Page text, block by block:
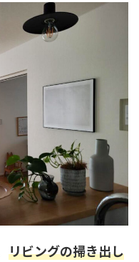
リビングの掃き出し